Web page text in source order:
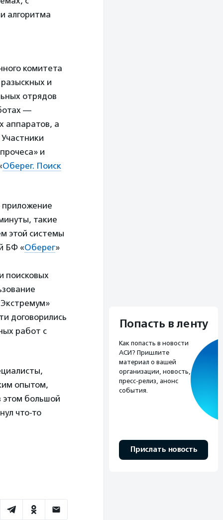
алгоритма
комитета
и
отрядов
—
аппаратов, а
и
Оберег. Поиск
приложение
такие
этой системы
БФ «Оберег»
поисковых
договорились
работ с
опытом,
этом большой
что-то
Попасть в ленту
Как попасть в новости
АСИ? Пришлите
материал о вашей
организации, новость,
пресс-релиз, анонс
события.
Прислать новость